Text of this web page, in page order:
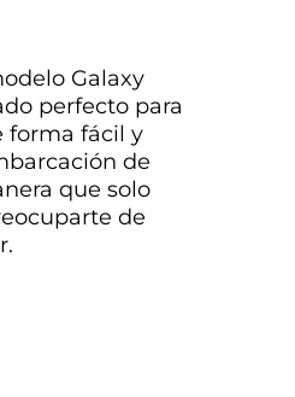
Galaxy
perfecto para
forma fácil y
de
que solo
de